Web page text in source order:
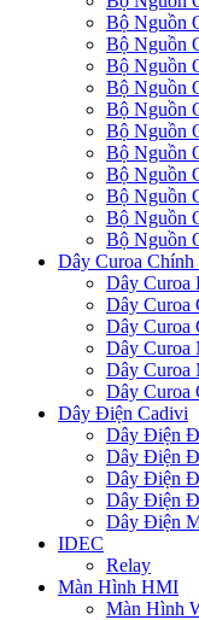
Bộ Nguồn
Bộ Nguồn
Bộ Nguồn
Bộ Nguồn
Bộ Nguồn
Bộ Nguồn
Bộ Nguồn
Bộ Nguồn
Bộ Nguồn
Bộ Nguồn
Bộ Nguồn
Dây Curoa Chính
Dây
Dây
Dây Curoa
Dây
Dây
Dây Curoa
Dây Điện Cadivi
Dây Điện
Dây Điện
Dây Điện
Dây Điện
Dây Điện
IDEC
Relay
Màn Hình HMI
Màn Hình